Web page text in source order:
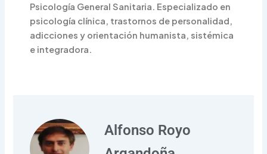
Psicología General Sanitaria. Especializado en
psicología clínica, trastornos de personalidad,
adicciones y orientación humanista, sistémica
e integradora.
Alfonso Royo